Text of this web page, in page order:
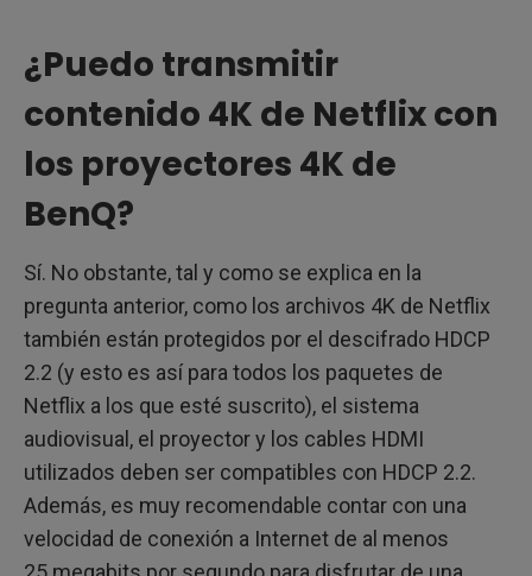
¿Puedo transmitir
contenido 4K de Netflix con
los proyectores 4K de
BenQ?
Sí. No obstante, tal y como se explica en la
pregunta anterior, como los archivos 4K de Netflix
también están protegidos por el descifrado HDCP
2.2 (y esto es así para todos los paquetes de
Netflix a los que esté suscrito), el sistema
audiovisual, el proyector y los cables HDMI
utilizados deben ser compatibles con HDCP 2.2.
Además, es muy recomendable contar con una
velocidad de conexión a Internet de al menos